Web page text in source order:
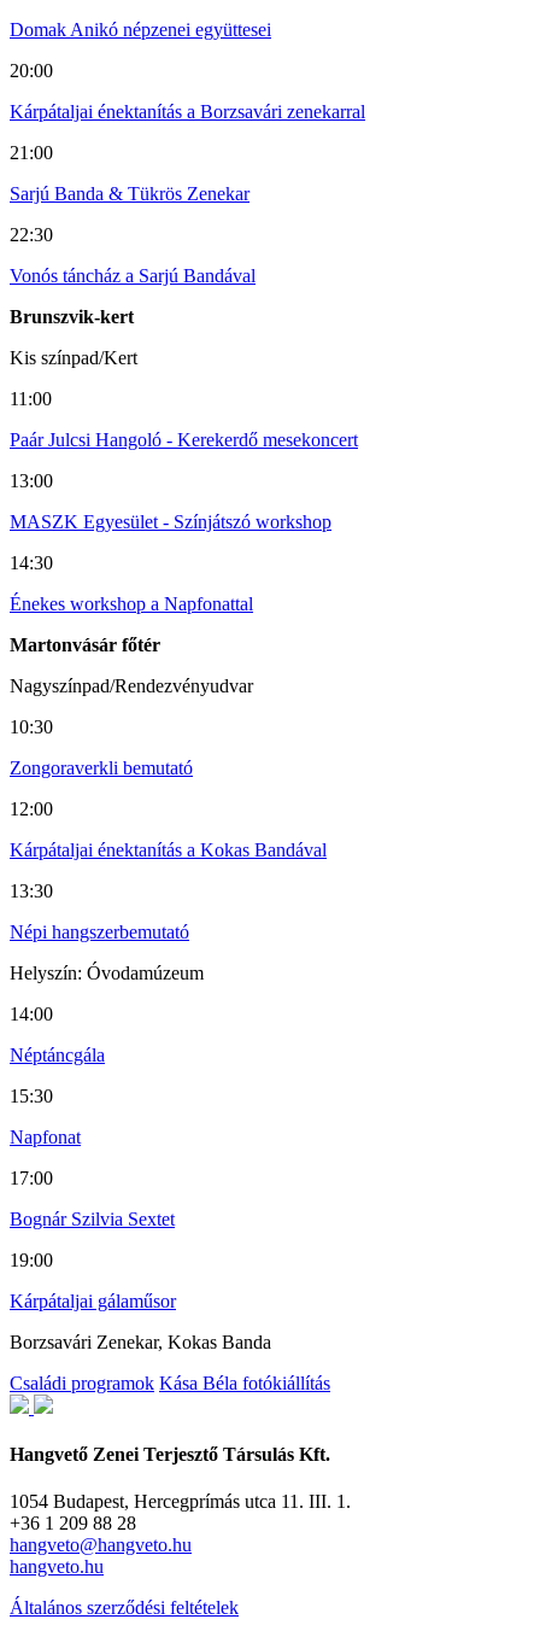
Domak Anikó népzenei együttesei
20:00
Kárpátaljai énektanítás a Borzsavári zenekarral
21:00
Sarjú Banda & Tükrös Zenekar
22:30
Vonós táncház a Sarjú Bandával
Brunszvik-kert
Kis színpad/Kert
11:00
Paár Julcsi Hangoló - Kerekerdő mesekoncert
13:00
MASZK Egyesület - Színjátszó workshop
14:30
Énekes workshop a Napfonattal
Martonvásár főtér
Nagyszínpad/Rendezvényudvar
10:30
Zongoraverkli bemutató
12:00
Kárpátaljai énektanítás a Kokas Bandával
13:30
Népi hangszerbemutató
Helyszín: Óvodamúzeum
14:00
Néptáncgála
15:30
Napfonat
17:00
Bognár Szilvia Sextet
19:00
Kárpátaljai gálaműsor
Borzsavári Zenekar, Kokas Banda
Családi programok Kása Béla fotókiállítás
Hangvető Zenei Terjesztő Társulás Kft.
1054 Budapest, Hercegprímás utca 11. III. 1.
+36 1 209 88 28
hangveto@hangveto.hu
hangveto.hu
Általános szerződési feltételek